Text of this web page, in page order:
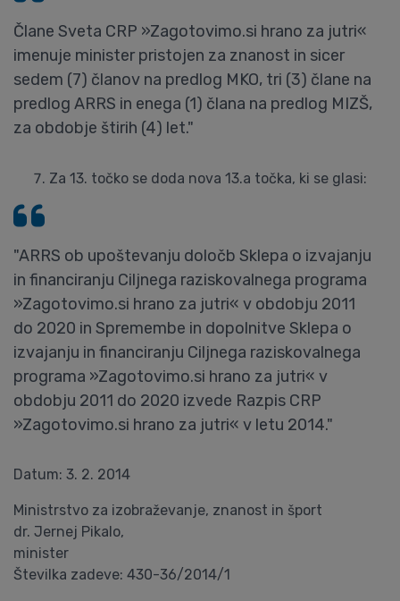
Člane Sveta CRP »Zagotovimo.si hrano za jutri«
imenuje minister pristojen za znanost in sicer
sedem (7) članov na predlog MKO, tri (3) člane na
predlog ARRS in enega (1) člana na predlog MIZŠ,
za obdobje štirih (4) let."
Za 13. točko se doda nova 13.a točka, ki se glasi:
"ARRS ob upoštevanju določb Sklepa o izvajanju
in financiranju Ciljnega raziskovalnega programa
»Zagotovimo.si hrano za jutri« v obdobju 2011
do 2020 in Spremembe in dopolnitve Sklepa o
izvajanju in financiranju Ciljnega raziskovalnega
programa »Zagotovimo.si hrano za jutri« v
obdobju 2011 do 2020 izvede Razpis CRP
»Zagotovimo.si hrano za jutri« v letu 2014."
Datum: 3. 2. 2014
Ministrstvo za izobraževanje, znanost in šport
dr. Jernej Pikalo,
minister
Številka zadeve: 430-36/2014/1